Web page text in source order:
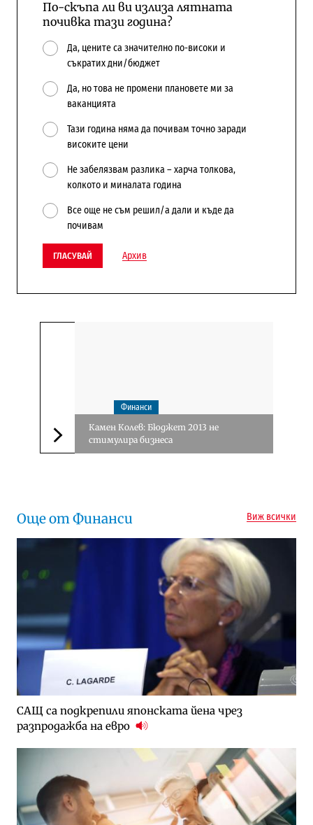
По-скъпа ли ви излиза лятната
почивка тази година?
Да, цените са значително по-високи и
съкратих дни/бюджет
Да, но това не промени плановете ми за
ваканцията
Тази година няма да почивам точно заради
високите цени
Не забелязвам разлика – харча толкова,
колкото и миналата година
Все още не съм решил/а дали и къде да
почивам
ГЛАСУВАЙ Архив
Следваща новина
Финанси
Камен Колев: Бюджет 2013 не
стимулира бизнеса
Още от Финанси Виж всички
САЩ са подкрепили японската йена чрез
разпродажба на евро